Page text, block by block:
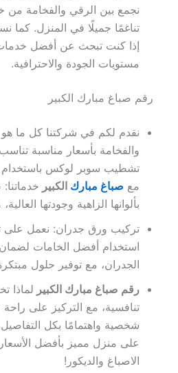
نجمع بين الرقي والفخامة من
تناغمًا جميلًا في المنزل. كما
إذا كنت تبحث عن أفضل خدمات
مستويات الجودة والاحترافية.
رقم صباغ مبارك الكبير
نقدم لكم في شركتنا كل ما
والفخامة بأسعار مناسبة
تشطيب سوبر لوكس باستخدام
مع صباغ مبارك الكبير
بألوانها الزاهية وجودتها
تركيب ورق جدران: نعمل على
استخدام أفضل الخامات
الجدران، مع توفير حلول
رقم صباغ مبارك الكبير لماذا
تنافسية، مع التركيز على
شخصية واهتمامًا بكل
على منزل مميز بأفضل
الاصباغ والديكور!